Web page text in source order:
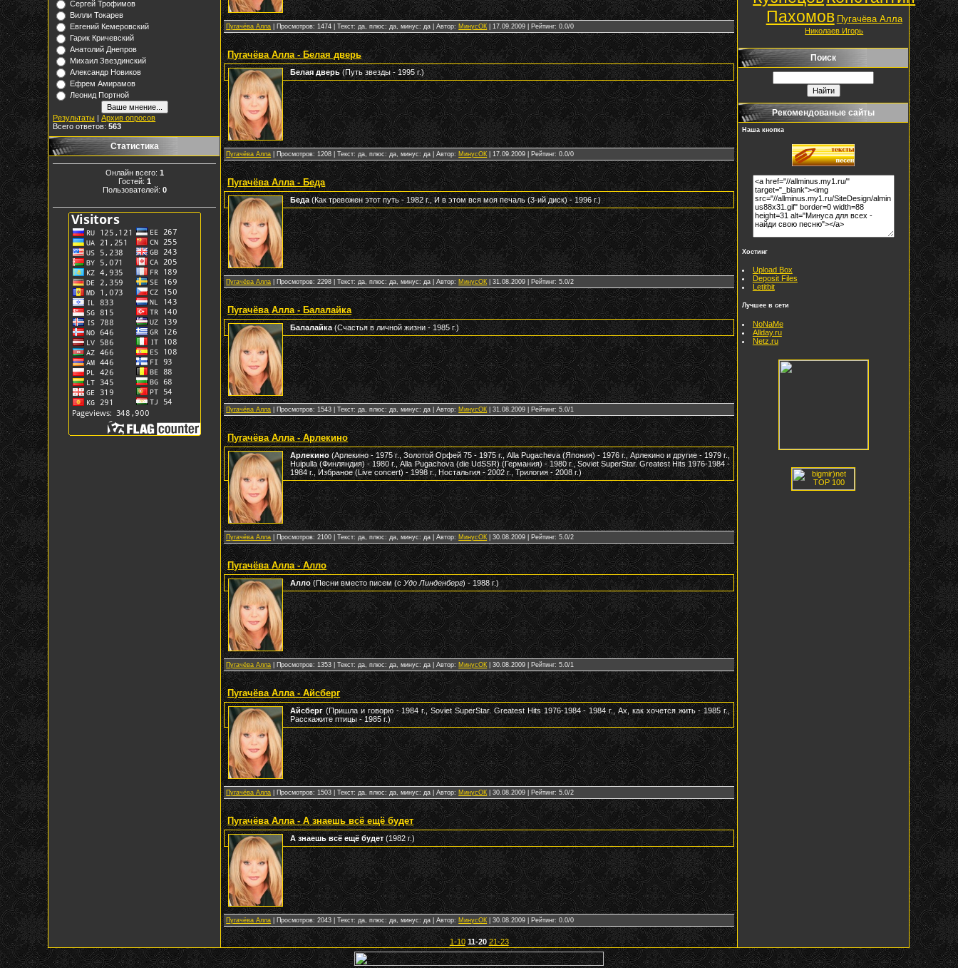
Сергей Трофимов
Вилли Токарев
Евгений Кемеровский
Гарик Кричевский
Анатолий Днепров
Михаил Звездинский
Александр Новиков
Ефрем Амирамов
Леонид Портной
Результаты |Архив опросов
Всего ответов:563
Статистика
Онлайн всего: 1
Гостей: 1
Пользователей: 0
Пугачёва Алла | Просмотров: 1474 | Текст: да, плюс: да, минус: да | Автор: МинусОК |17.09.2009 | Рейтинг: 0.0/0
Пугачёва Алла - Белая дверь
Белая дверь(Путь звезды - 1995 г.)
Пугачёва Алла | Просмотров: 1208 | Текст: да, плюс: да, минус: да | Автор: МинусОК |17.09.2009 | Рейтинг: 0.0/0
Пугачёва Алла - Беда
Беда (Как тревожен этот путь - 1982 г., И в этом вся моя печаль (3-ий диск) - 1996 г.)
Пугачёва Алла | Просмотров: 2298 | Текст: да, плюс: да, минус: да | Автор: МинусОК |31.08.2009 | Рейтинг: 5.0/2
Пугачёва Алла - Балалайка
Балалайка(Счастья в личной жизни - 1985 г.)
Пугачёва Алла | Просмотров: 1543 | Текст: да, плюс: да, минус: да | Автор: МинусОК |31.08.2009 | Рейтинг: 5.0/1
Пугачёва Алла - Арлекино
Арлекино(Арлекино - 1975 г., Золотой Орфей 75 - 1975 г.,Alla Pugаcheva (Япония) - 1976 г., Арлекино и другие - 1979 г.,
Huipulla (Финляндия) - 1980 г., Alla Pugachova (die UdSSR) (Германия) - 1980 г., Soviet SuperStar. Greatest Hits 1976-1984 -
1984 г., Избраное (Live concert) - 1998 г., Ностальгия - 2002 г., Трилогия - 2008 г.)
Пугачёва Алла | Просмотров: 2100 | Текст: да, плюс: да, минус: да | Автор: МинусОК |30.08.2009 | Рейтинг: 5.0/2
Пугачёва Алла - Алло
Алло(Песни вместо писем (с Удо Линденберг) - 1988 г.)
Пугачёва Алла | Просмотров: 1353 | Текст: да, плюс: да, минус: да | Автор: МинусОК |30.08.2009 | Рейтинг: 5.0/1
Пугачёва Алла - Айсберг
Айсберг (Пришла и говорю - 1984 г., Soviet SuperStar. Greatest Hits 1976-1984 - 1984 г., Ах, как хочется жить - 1985 г.,
Расскажите птицы - 1985 г.)
Пугачёва Алла | Просмотров: 1503 | Текст: да, плюс: да, минус: да | Автор: МинусОК |30.08.2009 | Рейтинг: 5.0/2
Пугачёва Алла - А знаешь всё ещё будет
А знаешь всё ещё будет(1982 г.)
Пугачёва Алла | Просмотров: 2043 | Текст: да, плюс: да, минус: да | Автор: МинусОК |30.08.2009 | Рейтинг: 0.0/0
1-10 11-20 21-23
Пахомов Пугачёва Алла
Николаев Игорь
Поиск
Рекомендованые сайты
Наша кнопка
Хостинг
Upload Box
Deposit Files
Letitbit
Лучшее в сети
NoNaMe
Allday.ru
Netz.ru